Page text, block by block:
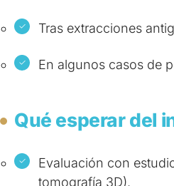
Tras extracciones
En algunos casos de
Qué esperar del
Evaluación con
tomografía 3D).